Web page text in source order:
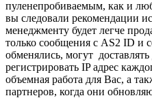
пуленепробиваемым, как и
вы следовали рекомендации
менеджменту будет легче
только сообщения с AS2 ID и
обменялись, могут
регистрировать IP адрес
объемная работа для Вас, а
партнеров, когда они